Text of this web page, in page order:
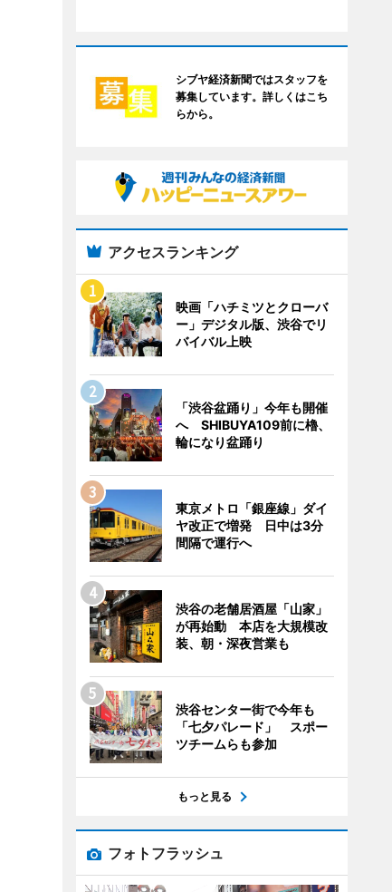
シブヤ経済新聞ではスタッフを
募集しています。詳しくはこち
らから。
アクセスランキング
映画「ハチミツとクローバ
ー」デジタル版、渋谷でリ
バイバル上映
「渋谷盆踊り」今年も開催
へ SHIBUYA109前に櫓、
輪になり盆踊り
東京メトロ「銀座線」ダイ
ヤ改正で増発 日中は3分
間隔で運行へ
渋谷の老舗居酒屋「山家」
が再始動 本店を大規模改
装、朝・深夜営業も
渋谷センター街で今年も
「七夕パレード」 スポー
ツチームらも参加
もっと見る
フォトフラッシュ